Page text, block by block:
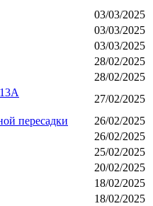
03/03/2025
03/03/2025
03/03/2025
28/02/2025
28/02/2025
27/02/2025
пересадки
26/02/2025
26/02/2025
25/02/2025
20/02/2025
18/02/2025
18/02/2025